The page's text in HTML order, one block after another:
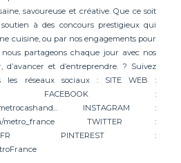
savoureuse et créative. Que ce soit
à des concours prestigieux qui
cuisine, ou par nos engagements pour
partageons chaque jour avec nos
et d’entreprendre. ? Suivez
les réseaux sociaux : SITE WEB :
FACEBOOK :
metrocashand... INSTAGRAM :
metro_france TWITTER :
PINTEREST :